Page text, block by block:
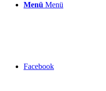
Menü Menü
Facebook